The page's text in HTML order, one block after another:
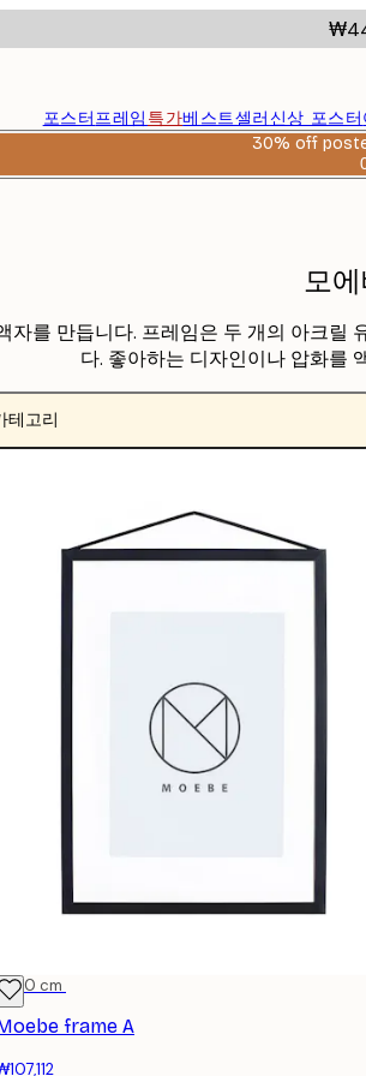
포스터프레임 특가베스트셀러 신상 포스터
30% off
모
를 만듭니다. 프레임은 두 개의 아크
다. 좋아하는 디자인이나 압화를
테고리
cm
frame A